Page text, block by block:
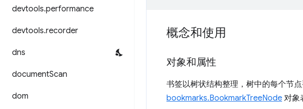
devtools.performance
devtools.recorder
dns
documentScan
dom
概念和使用
对象和属性
书签以树状结构整理，树中的每个节
bookmarks.BookmarkTreeNode 对象